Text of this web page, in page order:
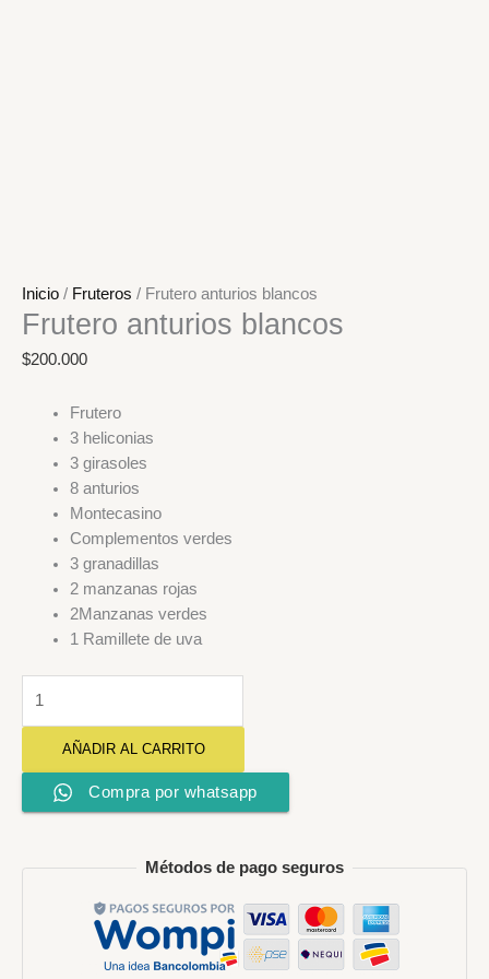
Inicio / Fruteros / Frutero anturios blancos
Frutero anturios blancos
$200.000
Frutero
3 heliconias
3 girasoles
8 anturios
Montecasino
Complementos verdes
3 granadillas
2 manzanas rojas
2Manzanas verdes
1 Ramillete de uva
AÑADIR AL CARRITO
Compra por whatsapp
Métodos de pago seguros